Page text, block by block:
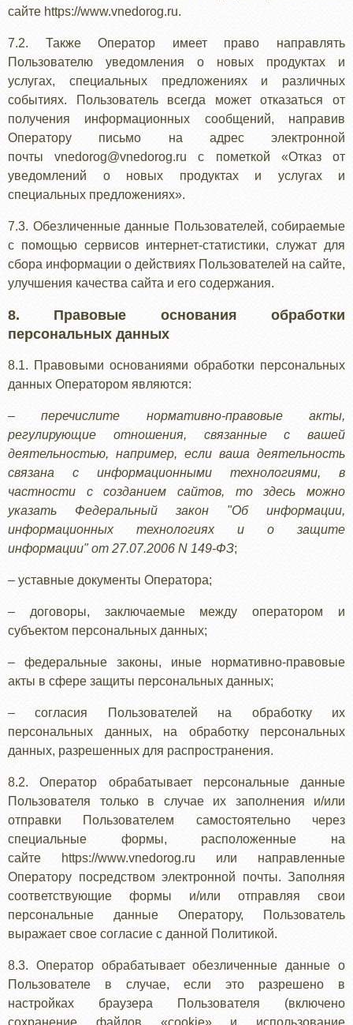
сайте https://www.vnedorog.ru.
7.2. Также Оператор имеет право направлять
Пользователю уведомления о новых продуктах и
услугах, специальных предложениях и различных
событиях. Пользователь всегда может отказаться от
получения информационных сообщений, направив
Оператору письмо на адрес электронной
почты vnedorog@vnedorog.ru с пометкой «Отказ от
уведомлений о новых продуктах и услугах и
специальных предложениях».
7.3. Обезличенные данные Пользователей, собираемые
с помощью сервисов интернет-статистики, служат для
сбора информации о действиях Пользователей на сайте,
улучшения качества сайта и его содержания.
8. Правовые основания обработки
персональных данных
8.1. Правовыми основаниями обработки персональных
данных Оператором являются:
–перечислите нормативно-правовые акты,
регулирующие отношения, связанные с вашей
деятельностью, например, если ваша деятельность
связана с информационными технологиями, в
частности с созданием сайтов, то здесь можно
указать Федеральный закон "Об информации,
информационных технологиях и о защите
информации" от 27.07.2006 N 149-ФЗ;
– уставные документы Оператора;
– договоры, заключаемые между оператором и
субъектом персональных данных;
– федеральные законы, иные нормативно-правовые
акты в сфере защиты персональных данных;
– согласия Пользователей на обработку их
персональных данных, на обработку персональных
данных, разрешенных для распространения.
8.2. Оператор обрабатывает персональные данные
Пользователя только в случае их заполнения и/или
отправки Пользователем самостоятельно через
специальные формы, расположенные на
сайте https://www.vnedorog.ru или направленные
Оператору посредством электронной почты. Заполняя
соответствующие формы и/или отправляя свои
персональные данные Оператору, Пользователь
выражает свое согласие с данной Политикой.
8.3. Оператор обрабатывает обезличенные данные о
Пользователе в случае, если это разрешено в
настройках браузера Пользователя (включено
сохранение файлов «cookie» и использование